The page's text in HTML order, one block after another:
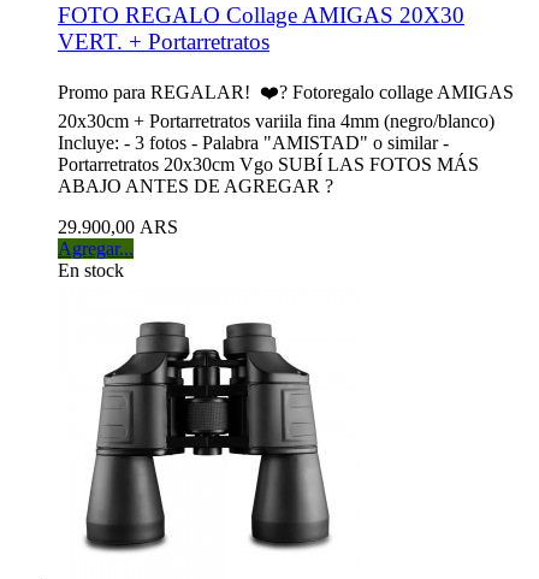
FOTO REGALO Collage AMIGAS 20X30
VERT. + Portarretratos
Promo para REGALAR! ❤️? Fotoregalo collage AMIGAS
20x30cm + Portarretratos variila fina 4mm (negro/blanco)
Incluye: - 3 fotos - Palabra "AMISTAD" o similar -
Portarretratos 20x30cm Vgo SUBÍ LAS FOTOS MÁS
ABAJO ANTES DE AGREGAR ?
29.900,00 ARS
Agregar...
En stock